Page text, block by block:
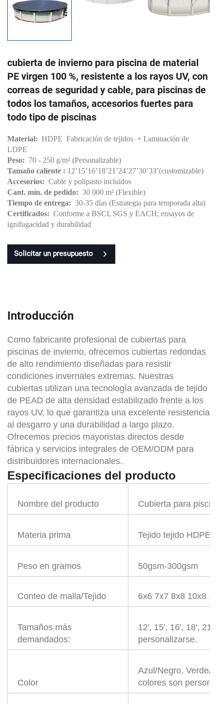
cubierta de invierno para piscina de material
PE virgen 100 %, resistente a los rayos UV, con
correas de seguridad y cable, para piscinas de
todos los tamaños, accesorios fuertes para
todo tipo de piscinas
Material: HDPE Fabricación de tejidos + Laminación de
LDPE
Peso: 70 - 250 g/m² (Personalizable)
Tamaño caliente : 12’15’16’18’21 ’24’27’30’33’(customizable)
Accesorios: Cable y polipasto incluidos
Cant. mín. de pedido: 30 000 m² (Flexible)
Tiempo de entrega: 30-35 días (Estrategia para temporada alta)
Certificados: Conforme a BSCI, SGS y EACH; ensayos de
ignifugacidad y durabilidad
Solicitar un presupuesto
Introducción
Como fabricante profesional de cubiertas para
piscinas de invierno, ofrecemos cubiertas redondas
de alto rendimiento diseñadas para resistir
condiciones invernales extremas. Nuestras
cubiertas utilizan una tecnología avanzada de tejido
de PEAD de alta densidad estabilizado frente a los
rayos UV, lo que garantiza una excelente resistencia
al desgarro y una durabilidad a largo plazo.
Ofrecemos precios mayoristas directos desde
fábrica y servicios integrales de OEM/ODM para
distribuidores internacionales.
Especificaciones del producto
Nombre del producto Cubierta para
Materia prima Tejido tejido HDPE
Peso en gramos 50gsm-300gsm
Conteo de malla/Tejido 6x6 7x7 8x8 10x8
Tamaños más
demandados:
12', 15', 16', 18',
personalizarse.
Color
Azul/Negro, Verde/
colores son